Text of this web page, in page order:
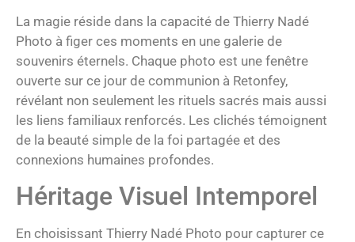
La magie réside dans la capacité de Thierry Nadé
Photo à figer ces moments en une galerie de
souvenirs éternels. Chaque photo est une fenêtre
ouverte sur ce jour de communion à Retonfey,
révélant non seulement les rituels sacrés mais aussi
les liens familiaux renforcés. Les clichés témoignent
de la beauté simple de la foi partagée et des
connexions humaines profondes.
Héritage Visuel Intemporel
En choisissant Thierry Nadé Photo pour capturer ce